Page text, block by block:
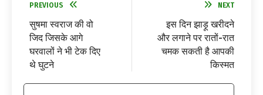
PREVIOUS
सुषमा स्वराज की वो
जिद जिसके आगे
घरवालों ने भी टेक दिए
थे घुटने
NEXT
इस दिन झाड़ू खरीदने
और लगाने पर रातों-रात
चमक सकती है आपकी
किस्मत